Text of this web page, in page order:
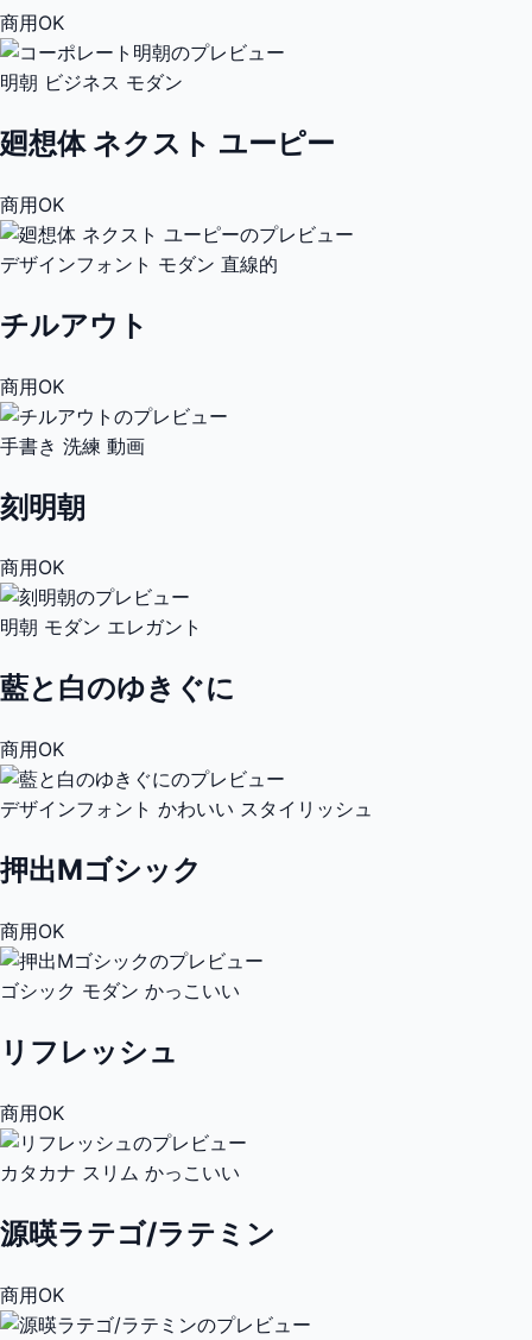
商用OK
明朝 ビジネス モダン
廻想体 ネクスト ユーピー
商用OK
デザインフォント モダン 直線的
チルアウト
商用OK
手書き 洗練 動画
刻明朝
商用OK
明朝 モダン エレガント
藍と白のゆきぐに
商用OK
デザインフォント かわいい スタイリッシュ
押出Mゴシック
商用OK
ゴシック モダン かっこいい
リフレッシュ
商用OK
カタカナ スリム かっこいい
源暎ラテゴ/ラテミン
商用OK